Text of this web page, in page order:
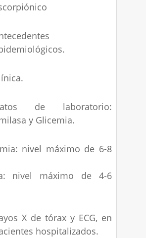
de laboratorio:
y Glicemia.
nivel máximo de 6-8
nivel máximo de 4-6
X de tórax y ECG, en
hospitalizados.